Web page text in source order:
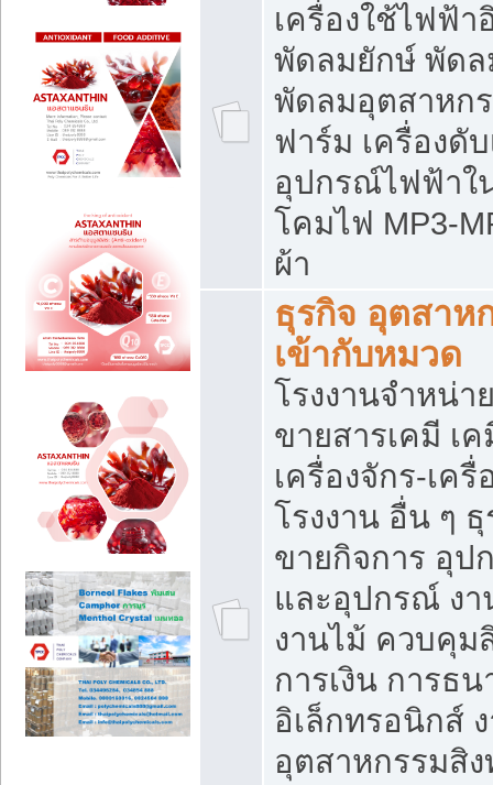
เครื่องใช้ไฟฟ้า
พัดลมยักษ์ พัด
พัดลมอุตสาหก
ฟาร์ม เครื่องดั
อุปกรณ์ไฟฟ้าใ
โคมไฟ MP3-
ผ้า
ธุรกิจ อุตสาห
เข้ากับหมวด
โรงงานจำหน่
ขายสารเคมี เ
เครื่องจักร-เค
โรงงาน อื่น ๆ
ขายกิจการ อุป
และอุปกรณ์ ง
งานไม้ ควบคุม
การเงิน การธ
อิเล็กทรอนิกส์
อุตสาหกรรมสิ